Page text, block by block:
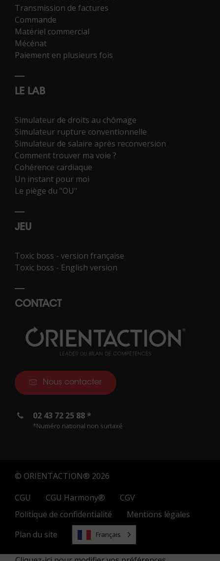
Transmission de factures
Commande
Matériel commercial
Mécénat
Paiement en plusieurs fois
LE LAB
Simulateur de droits au chômage
Simulateur rupture conventionnelle
Simulateur de salaire après reconversion
Comment trouver ma voie ?
Cohérence cardiaque
Un instant pour moi
Le piège du "OU"
JEU
Toxic boss - version française
Toxic boss - English version
CONTACT
Nous contacter
02 43 72 25 88 *
*Numéro national non surtaxé
© ORIENTACTION® 2026
CGU
CGU Harmony®
CGV
Politique de confidentialité
Mentions légales
Plan du site
Français